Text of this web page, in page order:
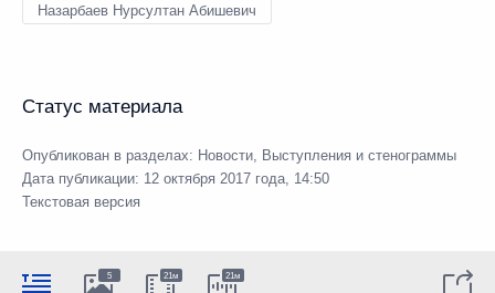
Назарбаев Нурсултан Абишевич
Статус материала
Опубликован в разделах: Новости
Выступления и стенограммы
Дата публикации: 12 октября 2017 года, 14:50
Текстовая версия
5 21м 21м